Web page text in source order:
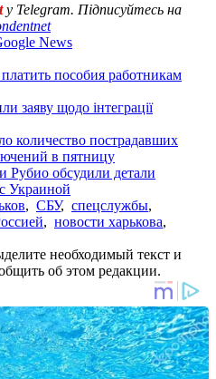
у Telegram. Підписуйтесь на
News
пособия работникам
заяву щодо інтеграції
количество пострадавших
в пятницу
Рубио обсудили детали
Украиной
, СБУ, спецслужбы,
, новости харькова,
необходимый текст и
об этом редакции.